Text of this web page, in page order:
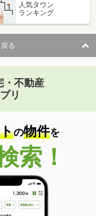
人気タウン
ランキング
る
・不動産
リ
の物件を
索！